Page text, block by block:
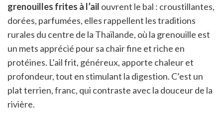
grenouilles frites à l’ail ouvrent le bal : croustillantes,
dorées, parfumées, elles rappellent les traditions
rurales du centre de la Thaïlande, où la grenouille est
un mets apprécié pour sa chair fine et riche en
protéines. L’ail frit, généreux, apporte chaleur et
profondeur, tout en stimulant la digestion. C’est un
plat terrien, franc, qui contraste avec la douceur de la
rivière.